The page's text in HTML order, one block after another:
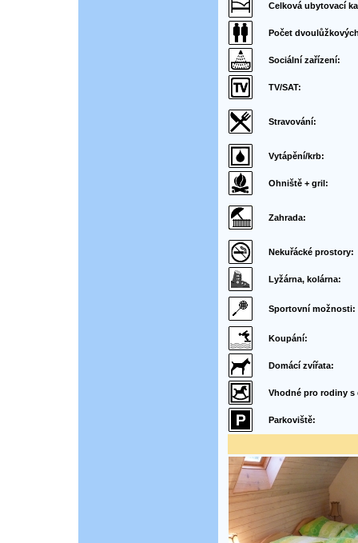
Celková ubytovací
Počet
Sociální zařízení:
TV/SAT:
Stravování:
Vytápění/krb:
Ohniště + gril:
Zahrada:
Nekuřácké prostory:
Lyžárna, kolárna:
Sportovní možnosti:
Koupání:
Domácí zvířata:
Vhodné pro rodiny s
Parkoviště: